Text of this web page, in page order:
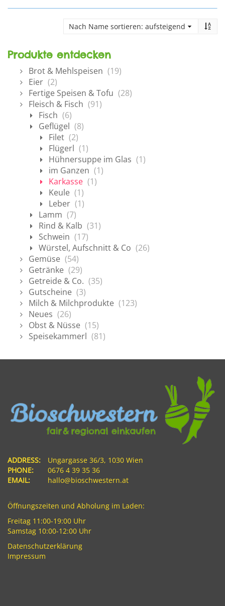
Produkte entdecken
Brot & Mehlspeisen (19)
Eier (2)
Fertige Speisen & Tofu (28)
Fleisch & Fisch (91)
Fisch (6)
Geflügel (8)
Filet (2)
Flügerl (1)
Hühnersuppe im Glas (1)
im Ganzen (1)
Karkasse (1)
Keule (1)
Leber (1)
Lamm (7)
Rind & Kalb (31)
Schwein (17)
Würstel, Aufschnitt & Co (26)
Gemüse (54)
Getränke (29)
Getreide & Co. (35)
Gutscheine (3)
Milch & Milchprodukte (123)
Neues (26)
Obst & Nüsse (15)
Speisekammerl (81)
ADDRESS:
Ungargasse 36/3, 1030 Wien
PHONE:
0676 4 39 35 36
EMAIL:
hallo@bioschwestern.at
Öffnungszeiten und Abholung im Laden:
Freitag 11:00-19:00 Uhr
Samstag 10:00-12:00 Uhr
Datenschutzerklärung
Impressum